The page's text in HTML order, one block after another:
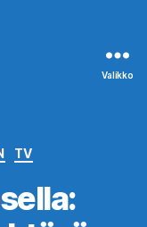
Valikko
TV